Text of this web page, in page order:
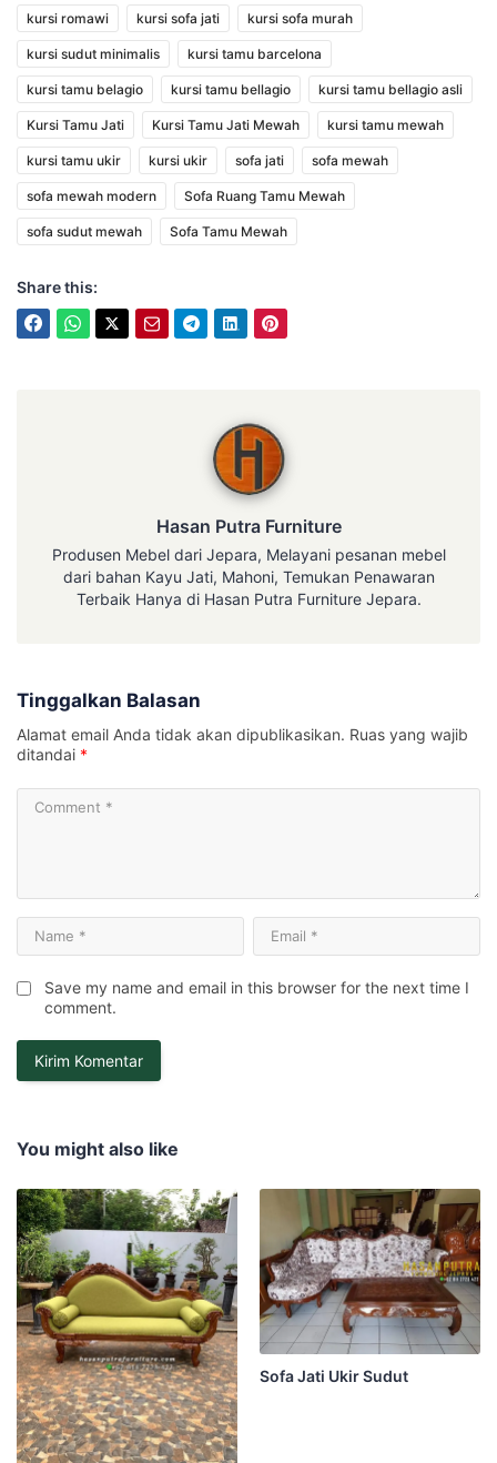
kursi romawi kursi sofa jati kursi sofa murah
kursi sudut minimalis kursi tamu barcelona
kursi tamu belagio kursi tamu bellagio kursi tamu bellagio asli
Kursi Tamu Jati Kursi Tamu Jati Mewah kursi tamu mewah
kursi tamu ukir kursi ukir sofa jati sofa mewah
sofa mewah modern Sofa Ruang Tamu Mewah
sofa sudut mewah Sofa Tamu Mewah
Share this:
Hasan Putra Furniture
Produsen Mebel dari Jepara, Melayani pesanan mebel
dari bahan Kayu Jati, Mahoni, Temukan Penawaran
Terbaik Hanya di Hasan Putra Furniture Jepara.
Tinggalkan Balasan
Alamat email Anda tidak akan dipublikasikan. Ruas yang wajib
ditandai *
Save my name and email in this browser for the next time I
comment.
You might also like
Sofa Jati Ukir Sudut